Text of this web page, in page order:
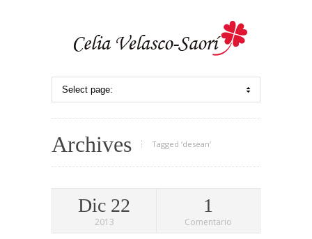
Archives Tagged ‘desean‘
Dic 22
2013
1
Comentario